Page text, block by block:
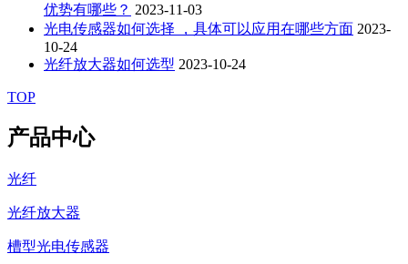
优势有哪些？ 2023-11-03
光电传感器如何选择 ，具体可以应用在哪些方面 2023-
10-24
光纤放大器如何选型 2023-10-24
TOP
产品中心
光纤
光纤放大器
槽型光电传感器